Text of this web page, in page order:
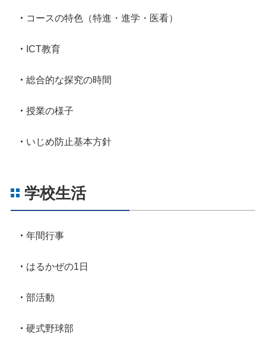
コースの特色（特進・進学・医看）
ICT教育
総合的な探究の時間
授業の様子
いじめ防止基本方針
学校生活
年間行事
はるかぜの1日
部活動
硬式野球部